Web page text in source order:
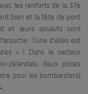
les renforts de la 37e
bien et la tête de pont
et leurs assauts sont
: l’une d’elles est
» ! Dans le secteur
zélandais, deux pistes
pour les bombardiers)